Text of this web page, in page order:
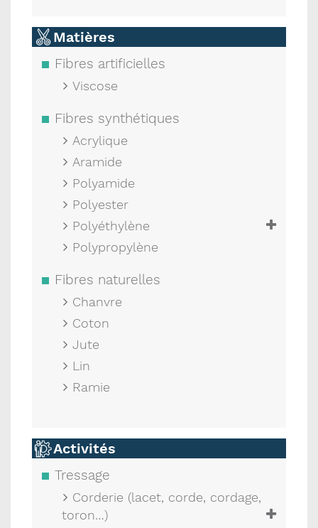
Matières
Fibres artificielles
Viscose
Fibres synthétiques
Acrylique
Aramide
Polyamide
Polyester
Polyéthylène
Polypropylène
Fibres naturelles
Chanvre
Coton
Jute
Lin
Ramie
Activités
Tressage
Corderie (lacet, corde, cordage,
toron…)